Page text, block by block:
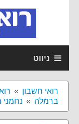
ניווט
רואי חשבון
ברמלה